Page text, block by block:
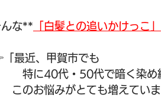
な** 「白髪との追いかけっこ」
「最近、甲賀市でも
に40代・50代で暗く染め続
のお悩みがとても増えていま